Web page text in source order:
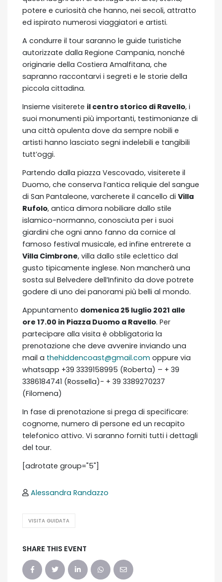
potere e curiosità che hanno, nei secoli, attratto
ed ispirato numerosi viaggiatori e artisti.
A condurre il tour saranno le guide turistiche
autorizzate dalla Regione Campania, nonché
originarie della Costiera Amalfitana, che
sapranno raccontarvi i segreti e le storie della
piccola cittadina.
Insieme visiterete il centro storico di Ravello, i
suoi monumenti più importanti, testimonianze di
una città opulenta dove da sempre nobili e
artisti hanno lasciato segni indelebili e tangibili
tutt’oggi.
Partendo dalla piazza Vescovado, visiterete il
Duomo, che conserva l’antica reliquie del sangue
di San Pantaleone, varcherete il cancello di Villa
Rufolo, antica dimora nobiliare dallo stile
islamico-normanno, conosciuta per i suoi
giardini che ogni anno fanno da cornice al
famoso festival musicale, ed infine entrerete a
Villa Cimbrone, villa dallo stile eclettico dal
gusto tipicamente inglese. Non mancherà una
sosta sul Belvedere dell’Infinito da dove potrete
godere di uno dei panorami più belli al mondo.
Appuntamento domenica 25 luglio 2021 alle
ore 17.00 in Piazza Duomo a Ravello. Per
partecipare alla visita è obbligatoria la
prenotazione che deve avvenire inviando una
mail a thehiddencoast@gmail.com oppure via
whatsapp +39 3339158995 (Roberta) – + 39
3386184741 (Rossella)- + 39 3389270237
(Filomena)
In fase di prenotazione si prega di specificare:
cognome, numero di persone ed un recapito
telefonico attivo. Vi saranno forniti tutti i dettagli
del tour.
[adrotate group="5"]
Alessandra Randazzo
VISITA GUIDATA
SHARE THIS EVENT